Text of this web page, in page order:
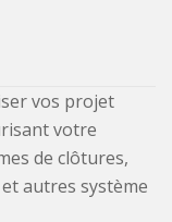
vos projet
votre
de clôtures,
autres système